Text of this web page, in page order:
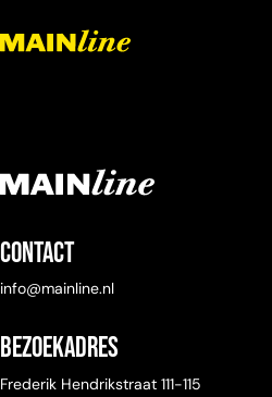
Contact
info@mainline.nl
Bezoekadres
Frederik Hendrikstraat 111-115